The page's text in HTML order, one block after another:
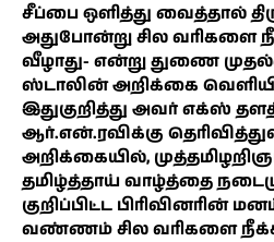
சீப்பை ஒளித்து வைத்தால்
அதுபோன்று சில வரிகளை
வீழாது- என்று துணை
ஸ்டாலின் அறிக்கை
இதுகுறித்து அவர் எக்ஸ்
ஆர்.என்.ரவிக்கு
அறிக்கையில்,
தமிழ்த்தாய் வாழ்த்தை
குறிப்பிட்ட பிரிவினரின்
வண்ணம் சில வரிகளை